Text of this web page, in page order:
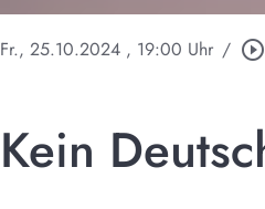
Fr., 25.10.2024 , 19:00 Uhr / play_circle_outline
Kein